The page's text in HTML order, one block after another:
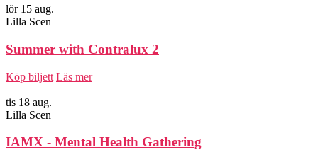
lör 15 aug.
Lilla Scen
Summer with Contralux 2
Köp biljett Läs mer
tis 18 aug.
Lilla Scen
IAMX - Mental Health Gathering